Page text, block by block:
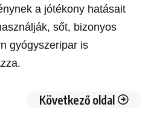
a jótékony hatásait
sőt, bizonyos
gyógyszeripar is
Következő oldal